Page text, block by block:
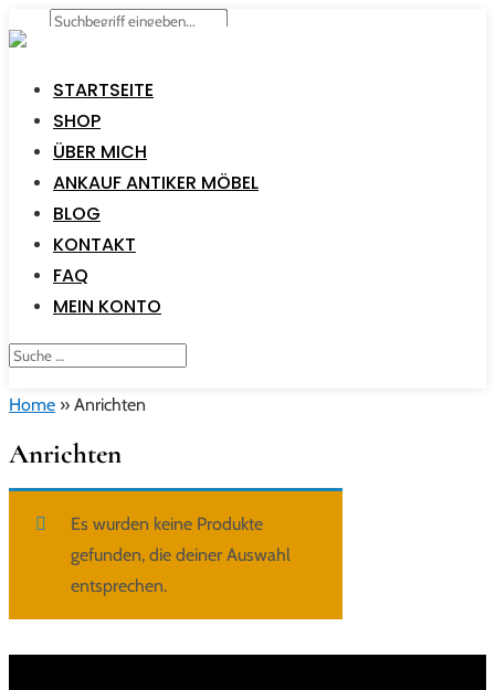
STARTSEITE
SHOP
ÜBER MICH
ANKAUF ANTIKER MÖBEL
BLOG
KONTAKT
FAQ
MEIN KONTO
Home » Anrichten
Anrichten
Es wurden keine Produkte
gefunden, die deiner Auswahl
entsprechen.